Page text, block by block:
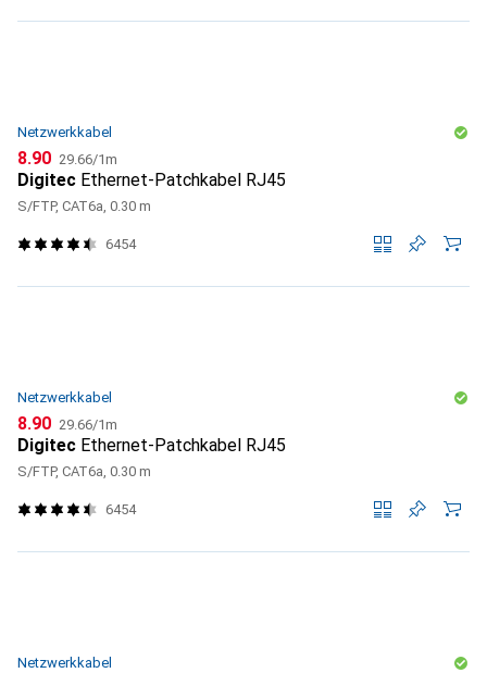
Netzwerkkabel
CHF
8.90 CHF
29.66/1m
Digitec Ethernet-Patchkabel RJ45
S/FTP, CAT6a, 0.30 m
6454
Netzwerkkabel
CHF
8.90 CHF
29.66/1m
Digitec Ethernet-Patchkabel RJ45
S/FTP, CAT6a, 0.30 m
6454
Netzwerkkabel